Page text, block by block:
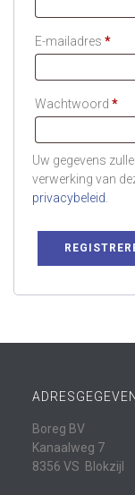
E-mailadres *
Wachtwoord *
Uw gegevens
verwerking van
privacybeleid
Boreg BV
Kanaalweg 7
8356 VS Blokzijl